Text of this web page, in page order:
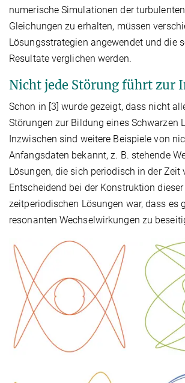
numerische Simulationen der
Gleichungen zu erhalten, müssen
Lösungsstrategien angewendet und die
Resultate verglichen werden.
Nicht jede Störung führt zur
Schon in [3] wurde gezeigt, dass nicht
Störungen zur Bildung eines Schwarzen
Inzwischen sind weitere Beispiele von
Anfangsdaten bekannt, z. B. stehende
Lösungen, die sich periodisch in der Zeit
Entscheidend bei der Konstruktion
zeitperiodischen Lösungen war, dass es
resonanten Wechselwirkungen zu